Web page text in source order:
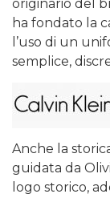
originario del
ha fondato la
l’uso di un
semplice,
Anche la
guidata da
logo storico,